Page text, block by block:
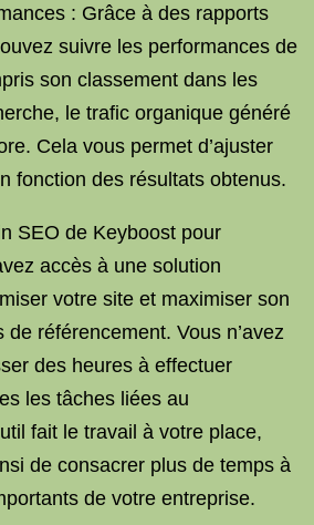
: Grâce à des rapports
suivre les performances de
son classement dans les
le trafic organique généré
Cela vous permet d’ajuster
fonction des résultats obtenus.
SEO de Keyboost pour
accès à une solution
votre site et maximiser son
référencement. Vous n’avez
des heures à effectuer
les tâches liées au
fait le travail à votre place,
de consacrer plus de temps à
de votre entreprise.